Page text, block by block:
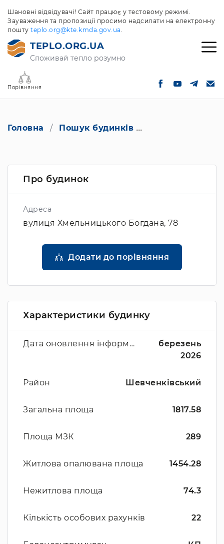
Шановні відвідувачі! Сайт працює у тестовому режимі.
Зауваження та пропозиції просимо надсилати на електронну
пошту teplo.org@kte.kmda.gov.ua.
TEPLO.ORG.UA
Споживай тепло розумно
Порівняння
Головна Пошук будинків
Про будинок
Адреса
вулиця Хмельницького Богдана, 78
Додати до порівняння
Характеристики будинку
Дата оновлення інформації
березень
2026
Район Шевченківський
Загальна площа 1817.58
Площа МЗК 289
Житлова опалювана площа 1454.28
Нежитлова площа 74.3
Кількість особових рахунків 22